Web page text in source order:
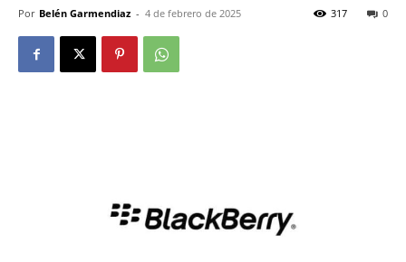
Por Belén Garmendiaz - 4 de febrero de 2025 0
317